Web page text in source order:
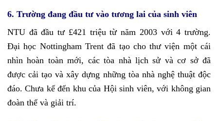
6. Trường đang đầu tư vào tương lai của sinh viên
NTU đã đầu tư £421 triệu từ năm 2003 với 4 trường.
Đại học Nottingham Trent đã tạo cho thư viện một cái
nhìn hoàn toàn mới, các tòa nhà lịch sử và cơ sở đã
được cải tạo và xây dựng những tòa nhà nghệ thuật độc
đáo. Chưa kể đến khu của Hội sinh viên, với không gian
đoàn thể và giải trí.